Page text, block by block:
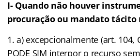
I- Quando não houver
procuração ou mandato tácito
a) excepcionalmente (art. 104,
PODE SIM interpor o recurso